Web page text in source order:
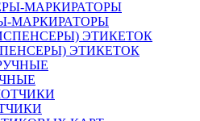
МАРКИРАТОРЫ
ЭТИКЕТОК